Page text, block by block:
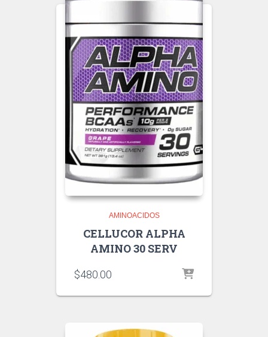
AMINOACIDOS
CELLUCOR ALPHA
AMINO 30 SERV
$480.00